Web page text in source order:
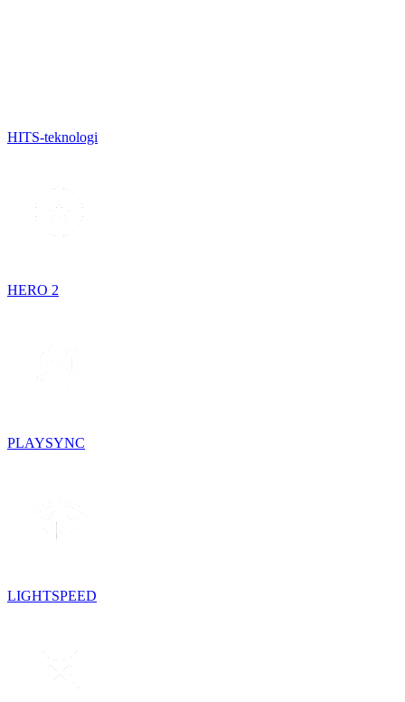
HITS-teknologi
HERO 2
PLAYSYNC
LIGHTSPEED